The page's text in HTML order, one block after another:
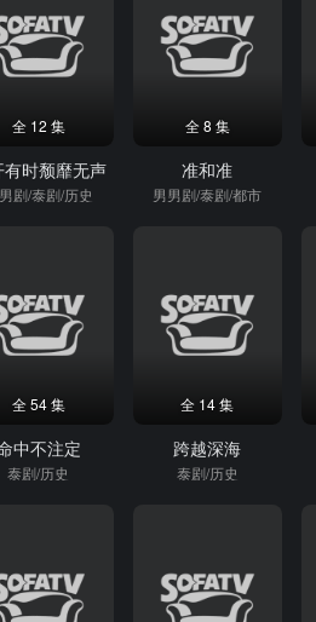
全 12 集
有时颓靡无声
剧/泰剧/历史
全 8 集
准和准
男男剧/泰剧/都市
全 54 集
中不注定
泰剧/历史
全 14 集
跨越深海
泰剧/历史